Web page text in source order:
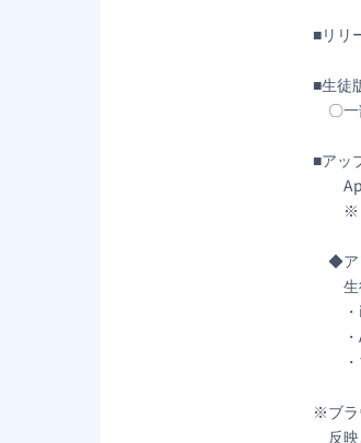
■リリ
■生徒
〇一
■アッ
App
※ 各
◆ア
生
・
・
・
※ブラ
反映